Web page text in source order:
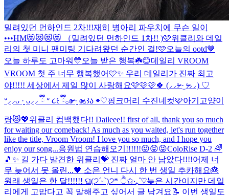
밀려있던 먼하인드 2차!!!재히 병아리 파우치에 무슨 일이
•••HM😻😻😻😻 （밀려있던 먼하인드 1차!! )🩷위클리와 데일
리의 첫 미니 팬미팅 기다려왔던 순간인 걸!🩷오늘의 ootd🤎
오늘 하루도 고마워💛 오늘 받은 행복☘️😊데일리 VROOM
VROOM 첫 주 너무 행복했어🩵✨ 우리 데일리가 진짜 최고
야!!!!! 세상에서 제일 많이 사랑해요🩷🩷🩷🍀 (⸝⸝ᵒ̴̶̷ ·̫ ᵒ̴̶̷⸝⸝) ♡
ᐡ⸝⸝ᴗ ·̮ ᴗ⸝⸝ ྀི ᐡ ૮꒰ ྀི𓂂ɞ̴̶̷ ·̮ ɞ̴̶̷𓂂꒱ა ⌯♡핑크머리 수진네컷🩷아기고양이
랑😻💖위클리 컴백했다!! Daileee!! first of all, thank you so much
for waiting our comeback! As much as you waited, let's run together
like the title, Vroom Vroom! I love you so much, and I hope you
enjoy our song...응원법 연습해오기!!!!!!😝😝😝ColoRise D-2 🌈
🎵✨ 길 가다 발견한 위클리💝 진짜 얼마 안 남았다!!!!어제 너
무 늦어서 못 올린...🖤 소은 언니 다시 한 번 생일 추카해요🎂
원래 생일은 한 달!!!!!! ଘ(੭ˊᵕˋ)੭* ੈ✩‧₊˚♡늦은 시간이지만 데일
리에게 고맙다고 꼭 말해주고 싶어서 글 남겨요📝 이번 생일도